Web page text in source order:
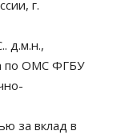
г.
д.м.н.,
по ОМС ФГБУ
за вклад в